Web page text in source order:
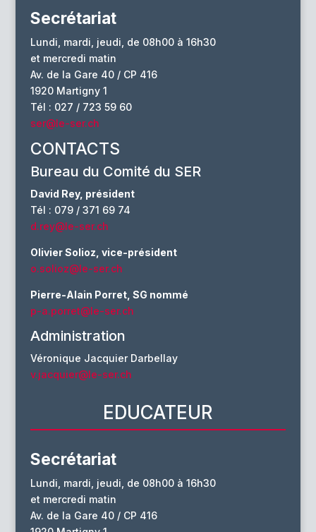
Secrétariat
Lundi, mardi, jeudi, de 08h00 à 16h30
et mercredi matin
Av. de la Gare 40 / CP 416
1920 Martigny 1
Tél : 027 / 723 59 60
ser@le-ser.ch
CONTACTS
Bureau du Comité du SER
David Rey, président
Tél : 079 / 371 69 74
d.rey@le-ser.ch
Olivier Solioz, vice-président
o.solioz@le-ser.ch
Pierre-Alain Porret, SG nommé
p-a.porret@le-ser.ch
Administration
Véronique Jacquier Darbellay
v.jacquier@le-ser.ch
EDUCATEUR
Secrétariat
Lundi, mardi, jeudi, de 08h00 à 16h30
et mercredi matin
Av. de la Gare 40 / CP 416